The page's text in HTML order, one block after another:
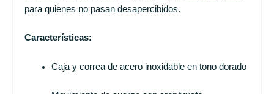
para quienes no pasan desapercibidos.
Características:
Caja y correa de acero inoxidable en tono dorado